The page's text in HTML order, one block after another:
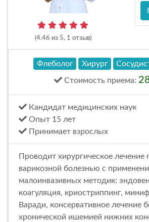
(4.46 из 5, 1 отзыв)
Флеболог Хирург
Стоимость приема:
Кандидат медицинских наук
Опыт 15 лет
Принимает взрослых
Проводит хирургическое лечение
варикозной болезнью с
малоинвазивных методик:
коагуляция, криостриппинг,
Варади, консервативное лечение
хронической ишемией нижних